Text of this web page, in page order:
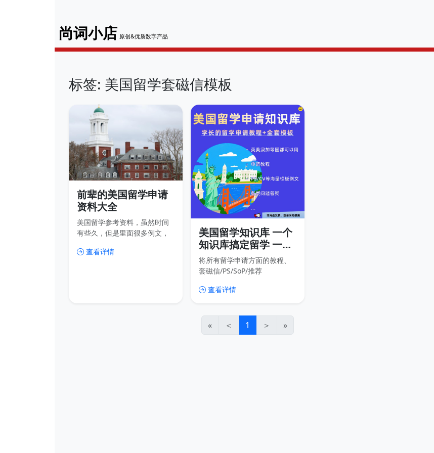
尚词小店 原创&优质数字产品
标签: 美国留学套磁信模板
前辈的美国留学申请
资料大全
美国留学参考资料，虽然时间
有些久，但是里面很多例文，
西什么时候都是不变的。
查看详情
美国留学知识库 一个
知识库搞定留学 一站
式申请教程+套磁
信/PS/推荐信等全套
将所有留学申请方面的教程、
套磁信/PS/SoP/推荐
成绩单等模板、在读/毕业等各
里，这样我们可以随时更新内
容，用户也可以随时查找内
容，比传统的网盘分享高效很
查看详情
« ＜ 1 ＞ »